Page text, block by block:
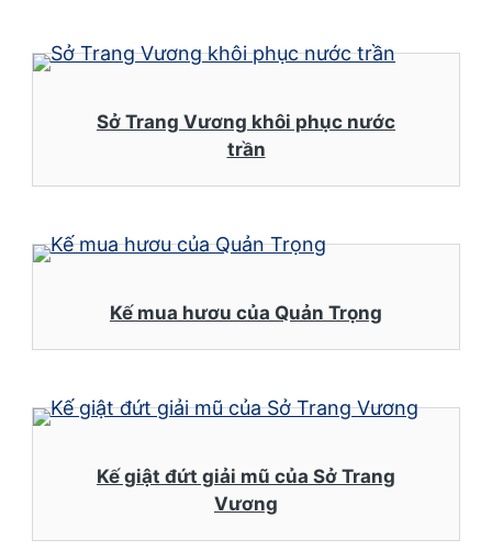
Sở Trang Vương khôi phục nước
trần
Kế mua hươu của Quản Trọng
Kế giật đứt giải mũ của Sở Trang
Vương